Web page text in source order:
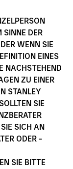
SINNE DER
WENN SIE
EINES
NACHSTEHEND
ZU EINER
STANLEY
SIE
SICH AN
ODER -
SIE BITTE
has been
dating
securitized